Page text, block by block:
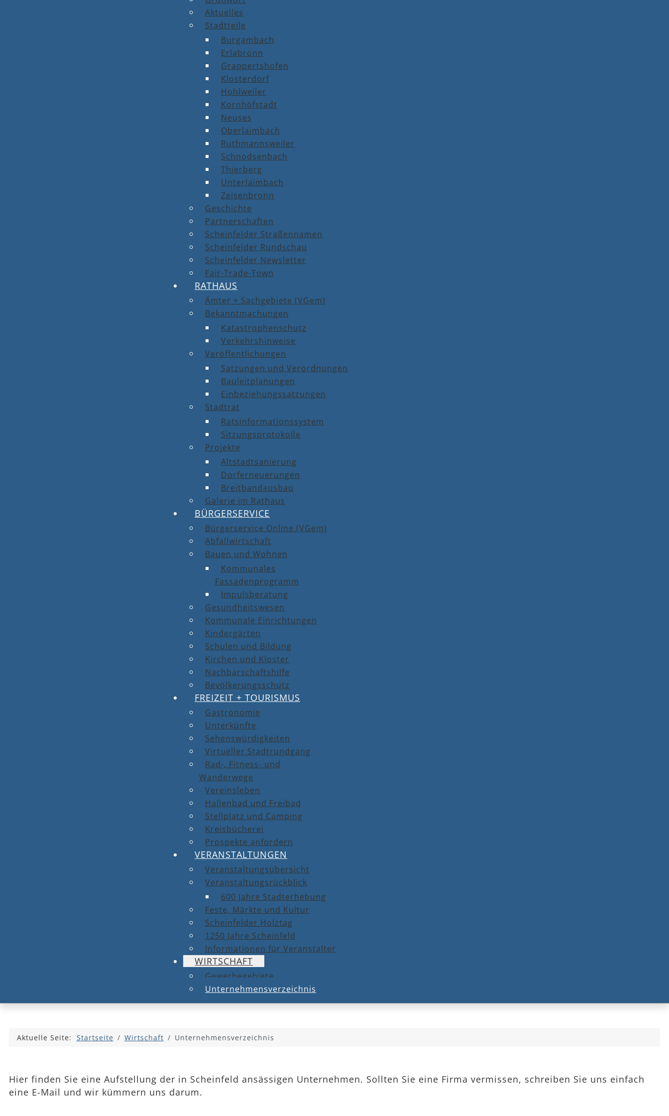
Aktuelles
Stadtteile
Burgambach
Erlabronn
Grappertshofen
Klosterdorf
Hohlweiler
Kornhöfstadt
Neuses
Oberlaimbach
Ruthmannsweiler
Schnodsenbach
Thierberg
Unterlaimbach
Zeisenbronn
Geschichte
Partnerschaften
Scheinfelder Straßennamen
Scheinfelder Rundschau
Scheinfelder Newsletter
Fair-Trade-Town
RATHAUS
Ämter + Sachgebiete (VGem)
Bekanntmachungen
Katastrophenschutz
Verkehrshinweise
Veröffentlichungen
Satzungen und Verordnungen
Bauleitplanungen
Einbeziehungssatzungen
Stadtrat
Ratsinformationssystem
Sitzungsprotokolle
Projekte
Altstadtsanierung
Dorferneuerungen
Breitbandausbau
Galerie im Rathaus
BÜRGERSERVICE
Bürgerservice Online (VGem)
Abfallwirtschaft
Bauen und Wohnen
Kommunales
Fassadenprogramm
Impulsberatung
Gesundheitswesen
Kommunale Einrichtungen
Kindergärten
Schulen und Bildung
Kirchen und Kloster
Nachbarschaftshilfe
Bevölkerungsschutz
FREIZEIT + TOURISMUS
Gastronomie
Unterkünfte
Sehenswürdigkeiten
Virtueller Stadtrundgang
Rad-, Fitness- und
Wanderwege
Vereinsleben
Hallenbad und Freibad
Stellplatz und Camping
Kreisbücherei
Prospekte anfordern
VERANSTALTUNGEN
Veranstaltungsübersicht
Veranstaltungsrückblick
600 Jahre Stadterhebung
Feste, Märkte und Kultur
Scheinfelder Holztag
1250 Jahre Scheinfeld
Informationen für Veranstalter
WIRTSCHAFT
Gewerbegebiete
Unternehmensverzeichnis
Aktuelle Seite: Startseite Wirtschaft Unternehmensverzeichnis
Hier finden Sie eine Aufstellung der in Scheinfeld ansässigen Unternehmen. Sollten Sie eine Firma vermissen, schreiben Sie uns einfach
eine E-Mail und wir kümmern uns darum.